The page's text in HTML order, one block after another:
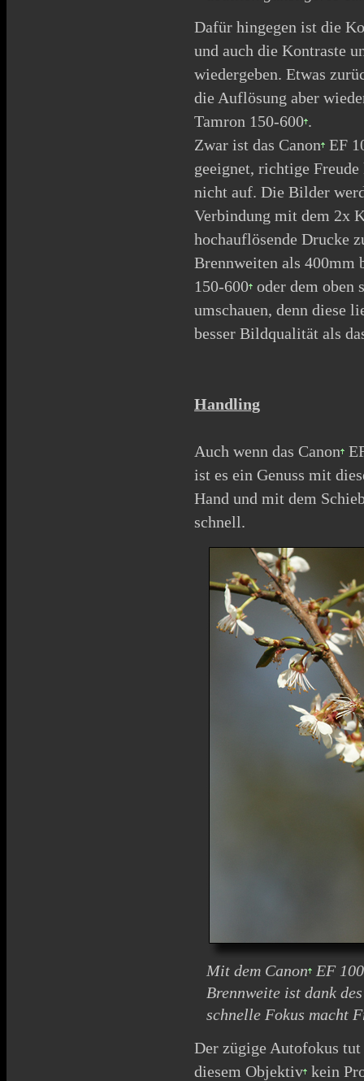
Dafür hingegen ist die
und auch die Kontraste
wiedergeben. Etwas
die Auflösung aber
Tamron 150-600 .
Zwar ist das Canon EF
geeignet, richtige
nicht auf. Die Bilder
Verbindung mit dem 2x
hochauflösende Drucke
Brennweiten als
150-600 oder dem oben
umschauen, denn diese
besser Bildqualität als
Handling
Auch wenn das Canon
ist es ein Genuss mit
Hand und mit dem
schnell.
Mit dem Canon EF
Brennweite ist dank
schnelle Fokus macht
Der zügige Autofokus
diesem Objektiv kein